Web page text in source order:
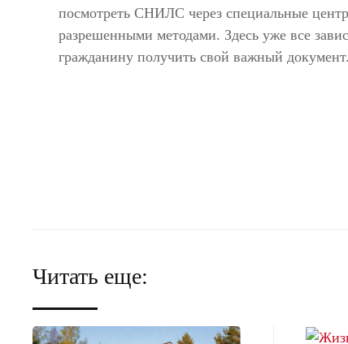
посмотреть СНИЛС через специальные
разрешенными методами. Здесь уже все
гражданину получить свой важный документ.
Читать еще: